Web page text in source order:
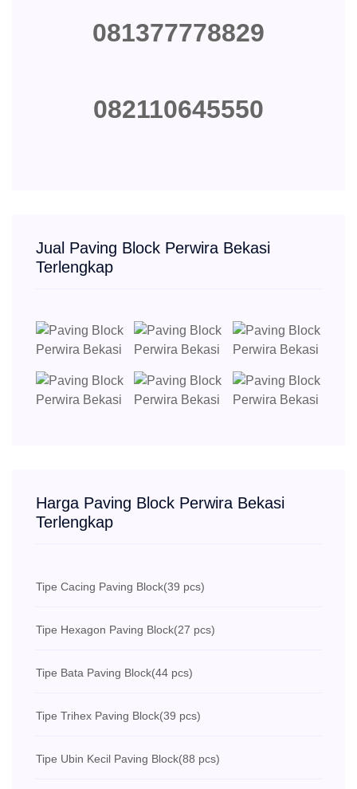
081377778829
082110645550
Jual Paving Block Perwira Bekasi
Terlengkap
Harga Paving Block Perwira Bekasi
Terlengkap
Tipe Cacing Paving Block(39 pcs)
Tipe Hexagon Paving Block(27 pcs)
Tipe Bata Paving Block(44 pcs)
Tipe Trihex Paving Block(39 pcs)
Tipe Ubin Kecil Paving Block(88 pcs)